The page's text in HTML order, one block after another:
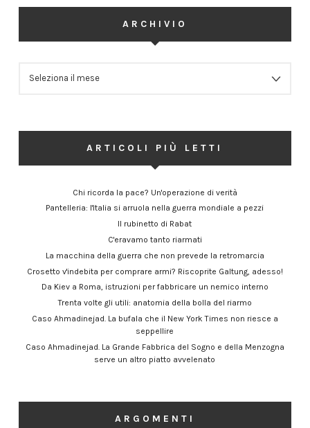
ARCHIVIO
ARTICOLI PIÙ LETTI
Chi ricorda la pace? Un'operazione di verità
Pantelleria: l'Italia si arruola nella guerra mondiale a pezzi
Il rubinetto di Rabat
C'eravamo tanto riarmati
La macchina della guerra che non prevede la retromarcia
Crosetto v'indebita per comprare armi? Riscoprite Galtung, adesso!
Da Kiev a Roma, istruzioni per fabbricare un nemico interno
Trenta volte gli utili: anatomia della bolla del riarmo
Caso Ahmadinejad. La bufala che il New York Times non riesce a
seppellire
Caso Ahmadinejad. La Grande Fabbrica del Sogno e della Menzogna
serve un altro piatto avvelenato
ARGOMENTI